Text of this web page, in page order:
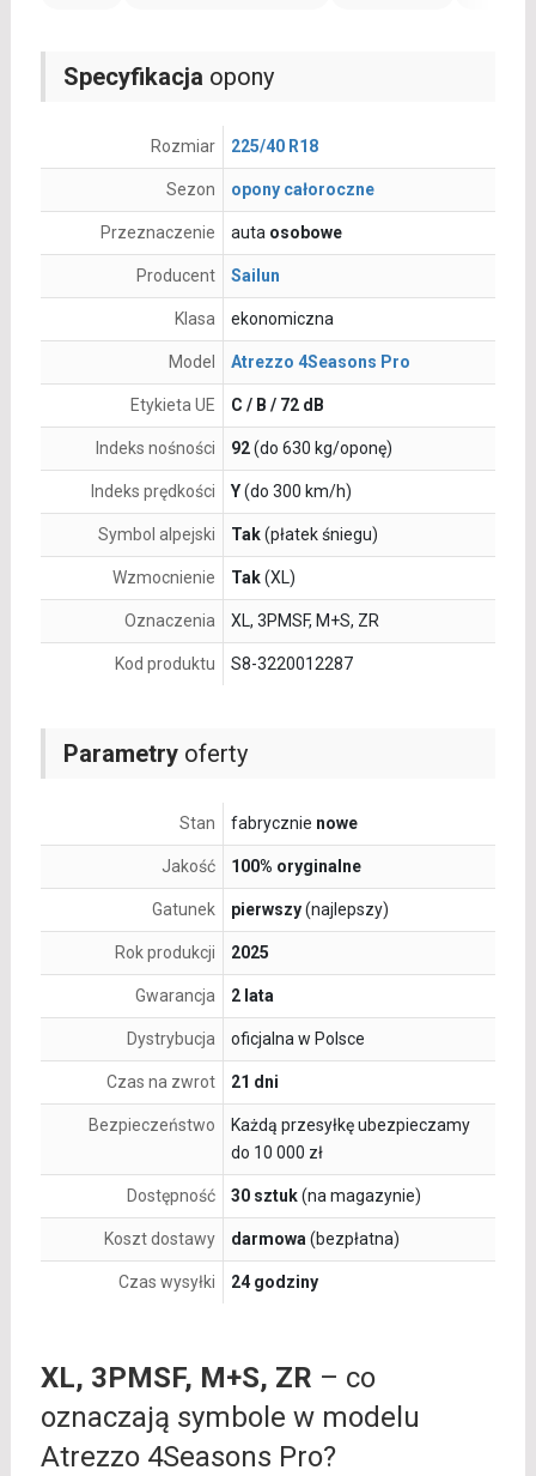
Parametryoferty
Stan fabrycznie nowe
Jakość 100% oryginalne
Gatunek pierwszy(najlepszy)
Rok produkcji 2025
Gwarancja 2 lata
Dystrybucja oficjalna w Polsce
Czas na zwrot 21 dni
Bezpieczeństwo
Każdą przesyłkę ubezpieczamy
do 10 000 zł
Dostępność 30 sztuk(na magazynie)
Koszt dostawy darmowa (bezpłatna)
Czas wysyłki 24 godziny
Specyfikacja opony
Rozmiar 225/40 R18
Sezon opony całoroczne
Przeznaczenie auta osobowe
Producent Sailun
Klasa ekonomiczna
Model Atrezzo 4Seasons Pro
Etykieta UE C / B / 72 dB
Indeks nośności 92(do 630 kg/oponę)
Indeks prędkości Y(do 300 km/h)
Symbol alpejski Tak(płatek śniegu)
Wzmocnienie Tak(XL)
Oznaczenia XL, 3PMSF, M+S, ZR
Kod produktu S8-3220012287
XL, 3PMSF, M+S, ZR – co
oznaczają symbole w modelu
Atrezzo 4Seasons Pro?